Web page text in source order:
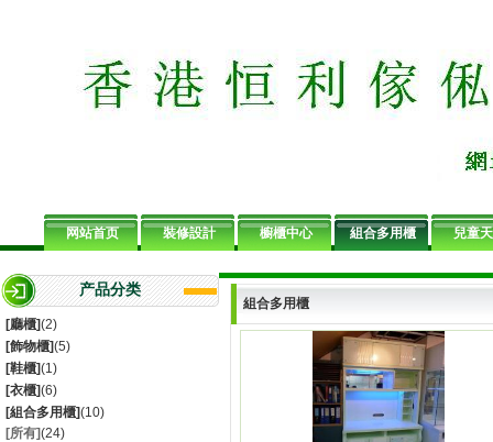
网站首页 裝修設計 櫥櫃中心 組合多用櫃 兒童
产品分类
[廳櫃](2)
[飾物櫃](5)
[鞋櫃](1)
[衣櫃](6)
[組合多用櫃](10)
[所有](24)
組合多用櫃